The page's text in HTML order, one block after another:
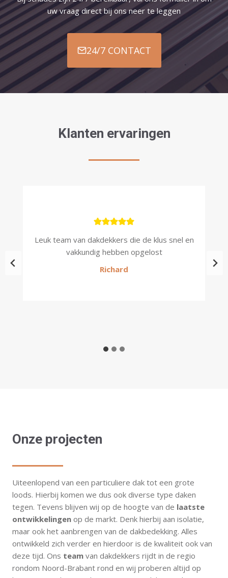
uw vraag direct bij ons neer te leggen
24/7 CONTACT
Klanten ervaringen
Leuk team van dakdekkers die de klus snel en
vakkundig hebben opgelost
Richard
Onze projecten
Uiteenlopend van een particuliere dak tot een grote
loods. Hierbij komen we dus ook diverse type daken
tegen. Tevens blijven wij op de hoogte van de laatste
ontwikkelingen op de markt. Denk hierbij aan isolatie,
maar ook het aanbrengen van de dakbedekking. Alles
ontwikkeld zich verder en hierdoor is de kwaliteit ook van
deze tijd. Ons team van dakdekkers rijdt in de regio
rondom Noord-Brabant rond en wij proberen altijd op